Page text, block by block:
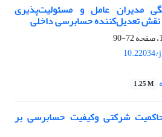
مدیران عامل و مسئولیت‌پذیری
نقش تعدیل‌کننده حسابرسی داخلی
72-90
10.22034/
1.25 M
شرکتی وکیفیت حسابرسی بر